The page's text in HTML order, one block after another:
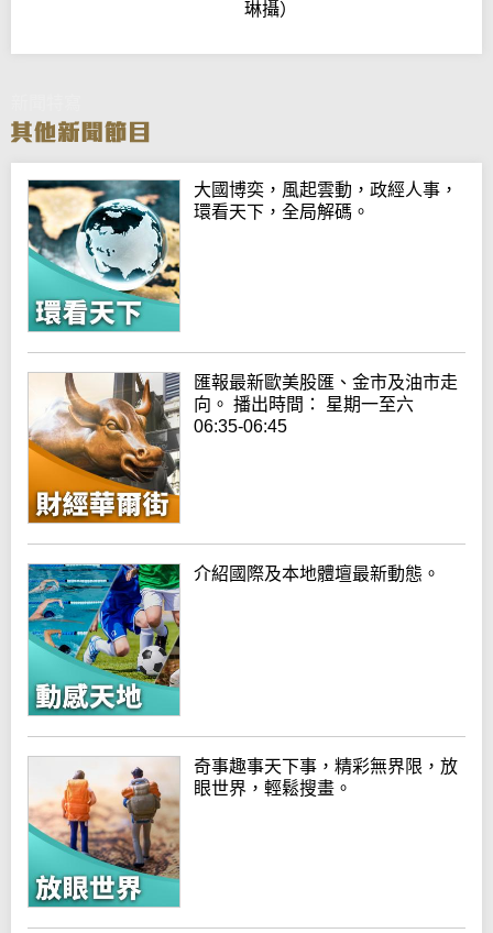
琳攝）
大國博奕，風起雲動，政經人事，
環看天下，全局解碼。
匯報最新歐美股匯、金市及油市走
向。 播出時間： 星期一至六
06:35-06:45
介紹國際及本地體壇最新動態。
奇事趣事天下事，精彩無界限，放
眼世界，輕鬆搜畫。